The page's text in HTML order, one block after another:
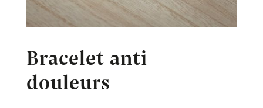
Bracelet anti-
douleurs